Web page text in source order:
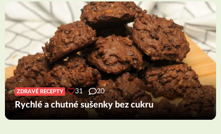
ZDRAVÉ RECEPTY 31 20
Rychlé a chutné sušenky bez cukru